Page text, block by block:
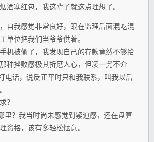
酒塞红包，我这辈子就这点理想了。
自我感觉非常良好，跟在监理后面混吃混
单位把我们当爷爷供着。
机被偷了，我发现自己的存款竟然不够给
种挫败感极其折磨人心，但凌一尧不介
电话，说反正平时只和我联系，叫我以后
？
里？我当时尚未感觉到紧迫感，还在盘算
资格，该有多轻松惬意。